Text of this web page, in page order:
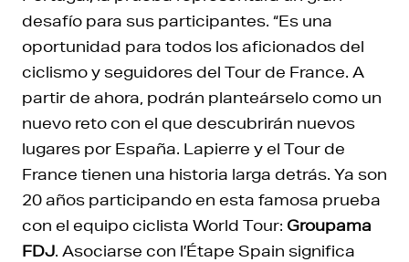
desafío para sus participantes. “Es una
oportunidad para todos los aficionados del
ciclismo y seguidores del Tour de France. A
partir de ahora, podrán planteárselo como un
nuevo reto con el que descubrirán nuevos
lugares por España. Lapierre y el Tour de
France tienen una historia larga detrás. Ya son
20 años participando en esta famosa prueba
con el equipo ciclista World Tour: Groupama
FDJ. Asociarse con l’Étape Spain significa